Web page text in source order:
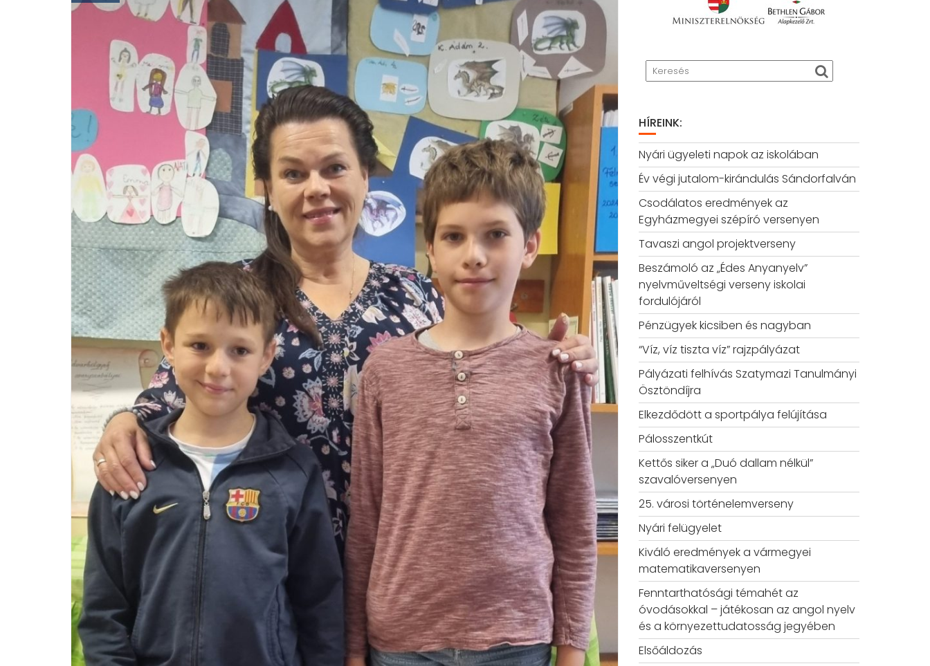
HÍREINK:
Nyári ügyeleti napok az iskolában
Év végi jutalom-kirándulás Sándorfalván
Csodálatos eredmények az
Egyházmegyei szépíró versenyen
Tavaszi angol projektverseny
Beszámoló az „Édes Anyanyelv”
nyelvműveltségi verseny iskolai
fordulójáról
Pénzügyek kicsiben és nagyban
“Víz, víz tiszta víz” rajzpályázat
Pályázati felhívás Szatymazi Tanulmányi
Ösztöndíjra
Elkezdődött a sportpálya felújítása
Pálosszentkút
Kettős siker a „Duó dallam nélkül”
szavalóversenyen
25. városi történelemverseny
Nyári felügyelet
Kiváló eredmények a vármegyei
matematikaversenyen
Fenntarthatósági témahét az
óvodásokkal – játékosan az angol nyelv
és a környezettudatosság jegyében
Elsőáldozás